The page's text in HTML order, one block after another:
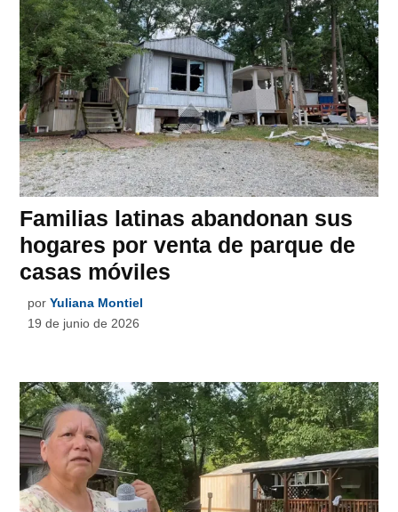
Familias latinas abandonan sus
hogares por venta de parque de
casas móviles
por Yuliana Montiel
19 de junio de 2026